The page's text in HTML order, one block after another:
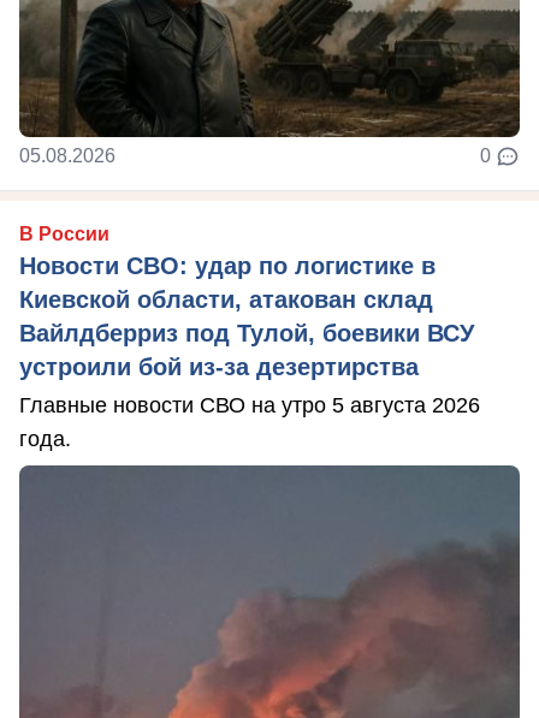
05.08.2026 0
В России
Новости СВО: удар по логистике в
Киевской области, атакован склад
Вайлдберриз под Тулой, боевики ВСУ
устроили бой из-за дезертирства
Главные новости СВО на утро 5 августа 2026
года.